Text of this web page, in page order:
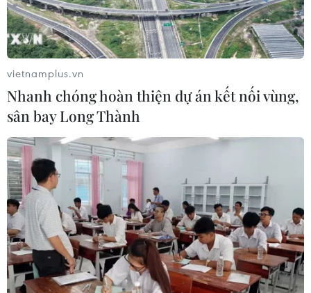
Quảng Nam: Xe ôtô 7 chỗ bị thiêu rụi sau
khi phát nổ, 2 người tử vong
06/02/2020 03:44
Xe ôtô 7 chỗ ngồi biển kiểm soát 81A-192.15 khi đến
đoạn Km 1347+200 đường Hồ Chí Minh, thuộc địa phận
huyện Nam Giang, tỉnh Quảng Nam bất ngờ phát nổ,
vietnamplus.vn
Nhanh chóng hoàn thiện dự án kết nối vùng,
sân bay Long Thành